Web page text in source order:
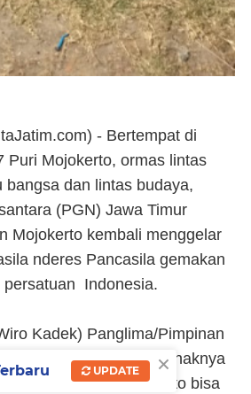
- Bertempat di
Puri Mojokerto, ormas lintas
bangsa dan lintas budaya,
(PGN) Jawa Timur
Mojokerto kembali menggelar
nderes Pancasila gemakan
persatuan Indonesia.
Kadek) Panglima/Pimpinan
mengatakan, pihaknya
Kabupaten Mojokerto bisa
×
UPDATE